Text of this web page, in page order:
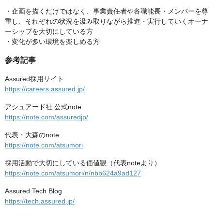
・企画を描くだけではなく、事業責任者や各職能長・メンバーを尊
重し、それぞれの状況を汲み取りながら推進・実行していくオーナ
ーシップを大切にしている方
・変化が多い環境を楽しめる方
参考記事
Assured採用サイト
https://careers.assured.jp/
アシュアード社 公式note
https://note.com/assuredjp/
代表・大森のnote
https://note.com/atsumori
採用活動で大切にしている価値観（代表noteより）
https://note.com/atsumori/n/nbb624a9ad127
Assured Tech Blog
https://tech.assured.jp/